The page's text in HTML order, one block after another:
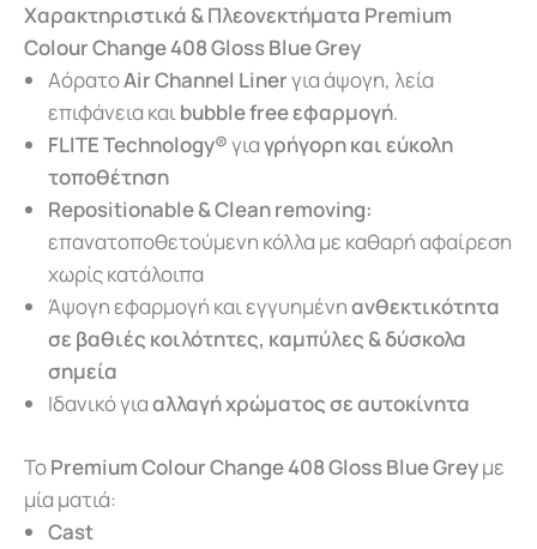
Χαρακτηριστικά & Πλεονεκτήματα Premium
Colour Change 408 Gloss Blue Grey
ΑόρατοAir Channel Linerγια άψογη, λεία
επιφάνεια καιbubble free εφαρμογή.
FLITE Technology®γιαγρήγορη και εύκολη
τοποθέτηση
Repositionable & Clean removing:
επανατοποθετούμενη κόλλα με καθαρή αφαίρεση
χωρίς κατάλοιπα
Άψογη εφαρμογή και εγγυημένηανθεκτικότητα
σε βαθιές κοιλότητες, καμπύλες & δύσκολα
σημεία
Ιδανικό γιααλλαγή χρώματος σε αυτοκίνητα
ToPremium Colour Change 408 Gloss Blue Greyμε
μία ματιά:
Cast